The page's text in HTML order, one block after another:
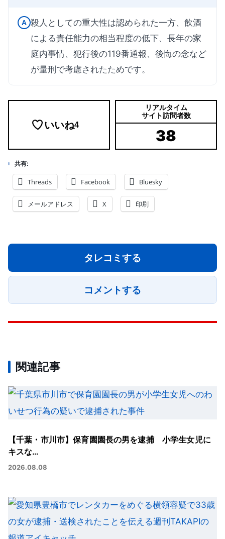
A 殺人としての重大性は認められた一方、飲酒
による責任能力の相当程度の低下、長年の家
庭内事情、犯行後の119番通報、後悔の念など
が量刑で考慮されたためです。
いいね4
リアルタイム
サイト訪問者数
38
共有:
Threads Facebook Bluesky
メールアドレス X 印刷
タレコミする
コメントする
関連記事
【千葉・市川市】保育園園長の男を逮捕 小学生女児に
キスな…
2026.08.08